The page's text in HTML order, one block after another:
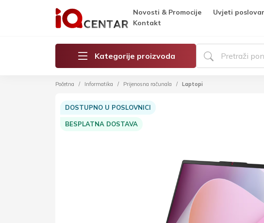
Novosti & Promocije Uvjeti
Kontakt
Kategorije proizvoda
Početna Informatika Prijenosna računala Laptopi
DOSTUPNO U POSLOVNICI
BESPLATNA DOSTAVA